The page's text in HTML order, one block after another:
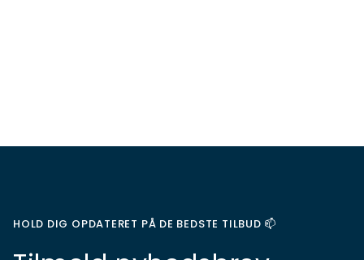
HOLD DIG OPDATERET PÅ DE BEDSTE TILBUD 📫